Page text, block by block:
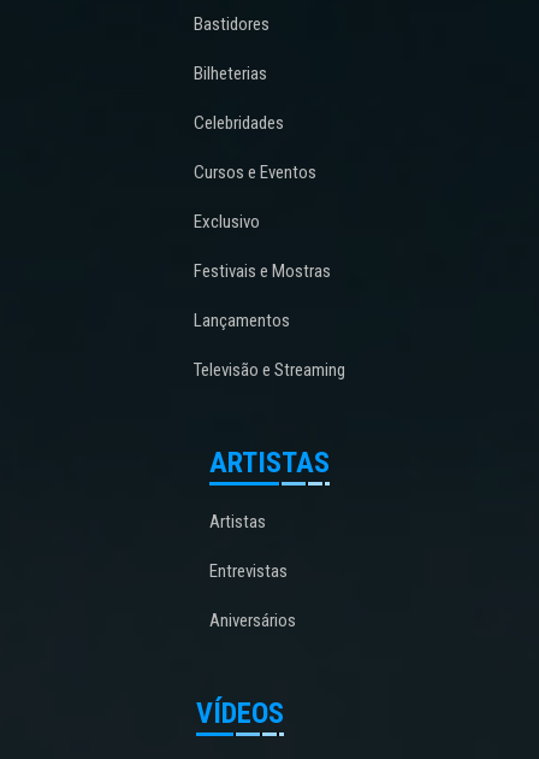
Bastidores
Bilheterias
Celebridades
Cursos e Eventos
Exclusivo
Festivais e Mostras
Lançamentos
Televisão e Streaming
ARTISTAS
Artistas
Entrevistas
Aniversários
VÍDEOS